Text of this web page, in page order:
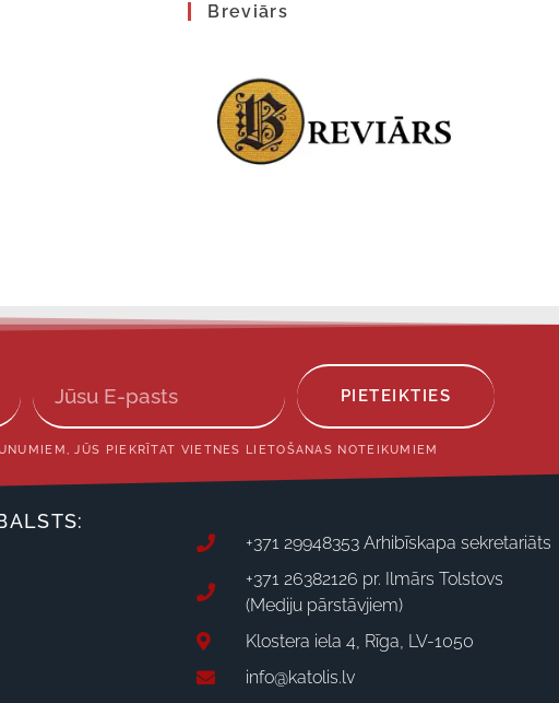
Breviārs
PIETEIKTIES
JŪS PIEKRĪTAT VIETNES LIETOŠANAS NOTEIKUMIEM
+371 29948353 Arhibīskapa sekretariāts
+371 26382126 pr. Ilmārs Tolstovs
(Mediju pārstāvjiem)
Klostera iela 4, Rīga, LV-1050
info@katolis.lv